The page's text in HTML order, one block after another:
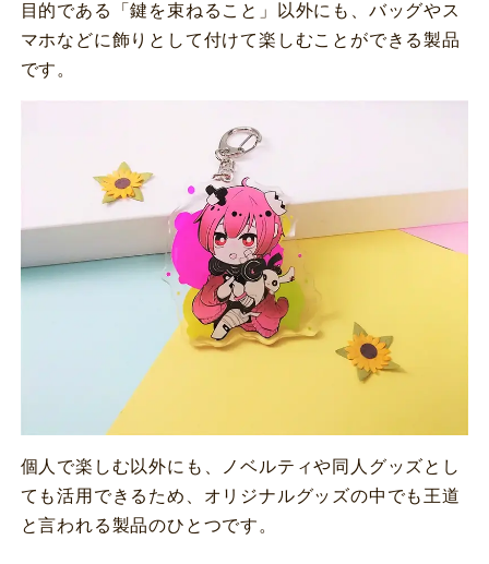
目的である「鍵を束ねること」以外にも、バッグやス
マホなどに飾りとして付けて楽しむことができる製品
です。
個人で楽しむ以外にも、ノベルティや同人グッズとし
ても活用できるため、オリジナルグッズの中でも王道
と言われる製品のひとつです。